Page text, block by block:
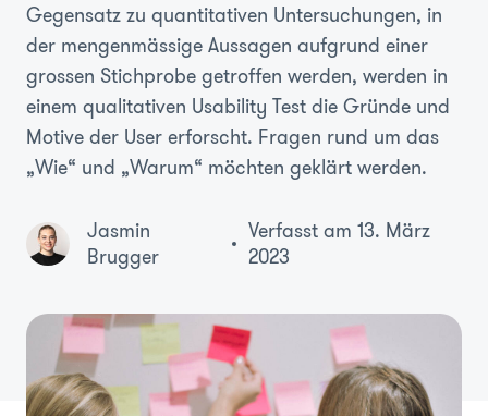
Gegensatz zu quantitativen Untersuchungen, in
der mengenmässige Aussagen aufgrund einer
grossen Stichprobe getroffen werden, werden in
einem qualitativen Usability Test die Gründe und
Motive der User erforscht. Fragen rund um das
„Wie“ und „Warum“ möchten geklärt werden.
Jasmin
Brugger
Verfasst am 13. März
2023